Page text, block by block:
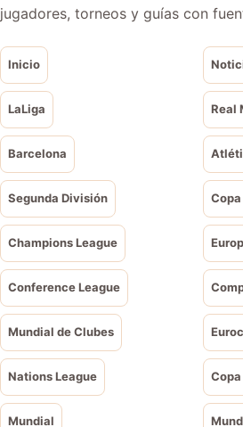
jugadores, torneos y guías con
Inicio
LaLiga Real
Barcelona
Segunda División
Champions League
Conference League
Mundial de Clubes
Nations League
Mundial